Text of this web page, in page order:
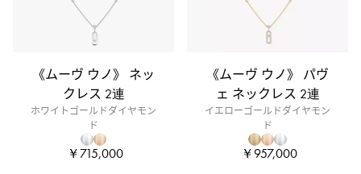
《ムーヴ ウノ》 ネッ
クレス 2連
ホワイトゴールドダイヤモン
ド
￥715,000
《ムーヴ ウノ》 パヴ
ェ ネックレス 2連
イエローゴールドダイヤモン
ド
￥957,000